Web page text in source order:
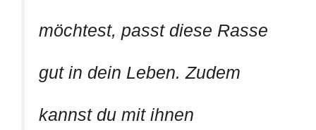
möchtest, passt diese Rasse
gut in dein Leben. Zudem
kannst du mit ihnen